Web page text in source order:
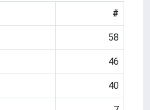
#
58
46
40